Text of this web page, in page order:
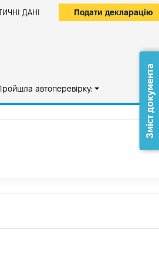
ДАНІ Подати декларацію
автоперевірку: Зміст документа